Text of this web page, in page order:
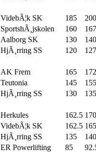
VidebÃ¦k SK 185
200
SportshÃ¸jskolen 160
Aalborg SK 130
140
HjÃ¸rring SS 120
AK Frem 165
Teutonia 145
155
HjÃ¸rring SS 130
135
Herkules 162.5 170
VidebÃ¦k SK 162.5 165
HjÃ¸rring SS 135
140
ER Powerlifting 85